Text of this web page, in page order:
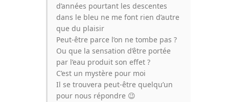
d’années pourtant les descentes
dans le bleu ne me font rien d’autre
que du plaisir
Peut-être parce l’on ne tombe pas ?
Ou que la sensation d’être portée
par l’eau produit son effet ?
C’est un mystère pour moi
Il se trouvera peut-être quelqu’un
pour nous répondre 😉